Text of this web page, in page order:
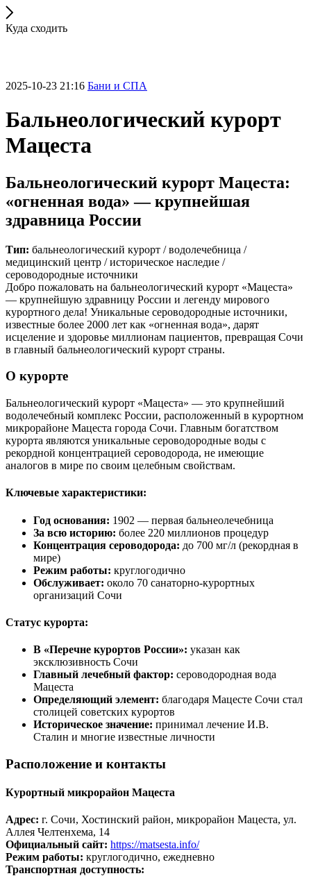
Куда сходить
2025-10-23 21:16 Бани и СПА
Бальнеологический курорт
Мацеста
Бальнеологический курорт Мацеста:
«огненная вода» — крупнейшая
здравница России
Тип: бальнеологический курорт / водолечебница /
медицинский центр / историческое наследие /
сероводородные источники
Добро пожаловать на бальнеологический курорт «Мацеста»
— крупнейшую здравницу России и легенду мирового
курортного дела! Уникальные сероводородные источники,
известные более 2000 лет как «огненная вода», дарят
исцеление и здоровье миллионам пациентов, превращая Сочи
в главный бальнеологический курорт страны.
О курорте
Бальнеологический курорт «Мацеста» — это крупнейший
водолечебный комплекс России, расположенный в курортном
микрорайоне Мацеста города Сочи. Главным богатством
курорта являются уникальные сероводородные воды с
рекордной концентрацией сероводорода, не имеющие
аналогов в мире по своим целебным свойствам.
Ключевые характеристики:
Год основания: 1902 — первая бальнеолечебница
За всю историю: более 220 миллионов процедур
Концентрация сероводорода: до 700 мг/л (рекордная в
мире)
Режим работы: круглогодично
Обслуживает: около 70 санаторно-курортных
организаций Сочи
Статус курорта:
В «Перечне курортов России»: указан как
эксклюзивность Сочи
Главный лечебный фактор: сероводородная вода
Мацеста
Определяющий элемент: благодаря Мацесте Сочи стал
столицей советских курортов
Историческое значение: принимал лечение И.В.
Сталин и многие известные личности
Расположение и контакты
Курортный микрорайон Мацеста
Адрес: г. Сочи, Хостинский район, микрорайон Мацеста, ул.
Аллея Челтенхема, 14
Официальный сайт: https://matsesta.info/
Режим работы: круглогодично, ежедневно
Транспортная доступность: